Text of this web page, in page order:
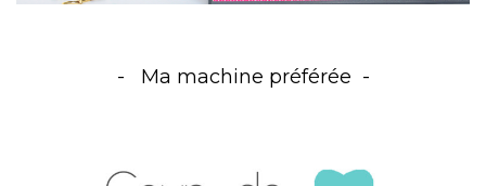
Ma machine préférée